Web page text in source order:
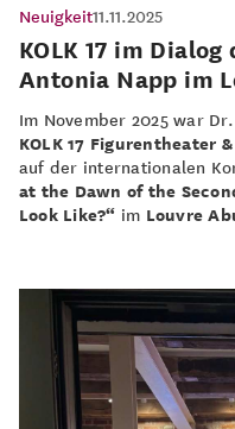
Neuigkeit11.11.2025
KOLK 17 im
Antonia Napp im
Im November 2025 war
KOLK 17 Figurentheater
auf der internationalen
at the Dawn of the
Look Like?“ im Louvre